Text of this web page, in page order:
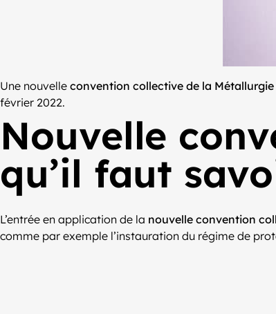
Une nouvelle convention collective de la Métallurgie
février 2022.
Nouvelle
qu’il faut
L’entrée en application de la nouvelle convention
comme par exemple l’instauration du régime de